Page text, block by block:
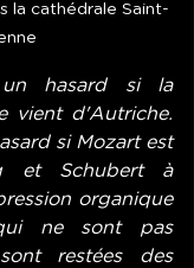
la cathédrale Saint-
hasard si la
vient d'Autriche.
si Mozart est
et Schubert à
organique
ne sont pas
restées des